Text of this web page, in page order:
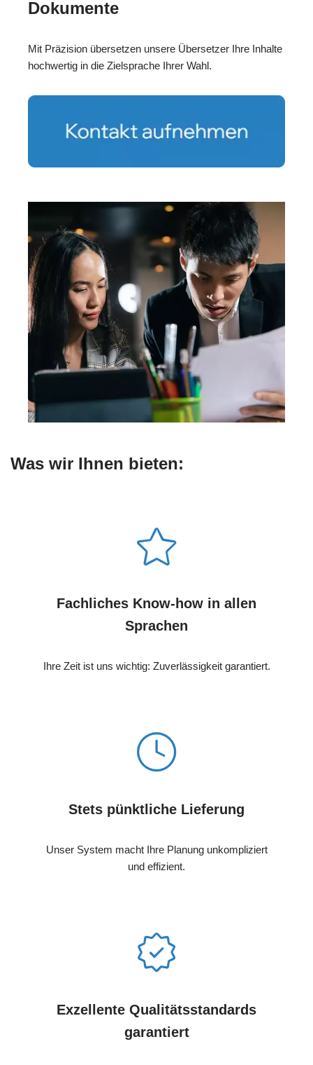
Dokumente
Mit Präzision übersetzen unsere Übersetzer Ihre Inhalte
hochwertig in die Zielsprache Ihrer Wahl.
Was wir Ihnen bieten:
Fachliches Know-how in allen
Sprachen
Ihre Zeit ist uns wichtig: Zuverlässigkeit garantiert.
Stets pünktliche Lieferung
Unser System macht Ihre Planung unkompliziert
und effizient.
Exzellente Qualitätsstandards
garantiert